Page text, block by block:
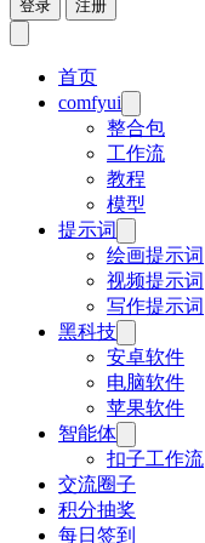
登录 注册
首页
comfyui
整合包
工作流
教程
模型
提示词
绘画提示词
视频提示词
写作提示词
黑科技
安卓软件
电脑软件
苹果软件
智能体
扣子工作流
交流圈子
积分抽奖
每日签到